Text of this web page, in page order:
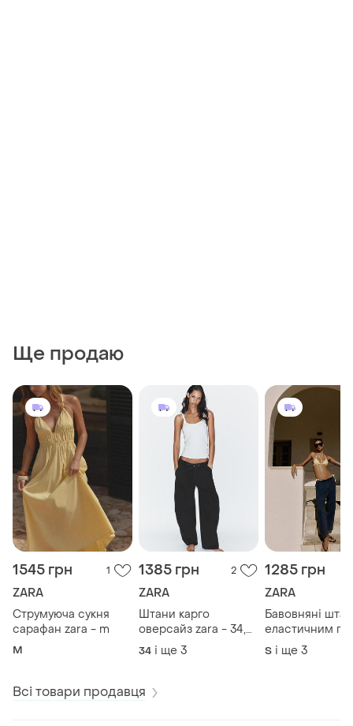
Ще продаю
1545 грн 1
ZARA
Струмуюча сукня
сарафан zara - m
M
1385 грн 2
ZARA
Штани карго
оверсайз zara - 34,
38, 40, 42
34 і ще 3
1285 грн
ZARA
Бавовняні
еластичним
zara - s, m, l, xl
S і ще 3
Всі товари продавця